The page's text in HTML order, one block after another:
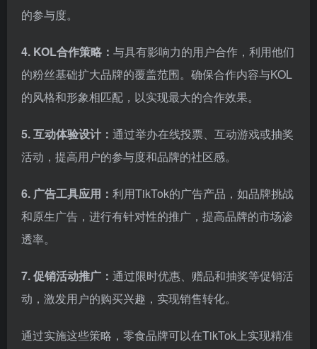
的参与度。
4. KOL合作策略： 与具有影响力的用户合作，利用他们
的粉丝基础扩大品牌的覆盖范围。确保合作内容与KOL
的风格和形象相匹配，以实现最大的合作效果。
5. 互动体验设计： 通过举办在线投票、互动游戏或抽奖
活动，提高用户的参与度和品牌的社区感。
6. 广告工具应用： 利用TikTok的广告产品，如品牌挑战
和原生广告，进行有针对性的推广，提高品牌的市场渗
透率。
7. 促销活动推广： 通过限时优惠、赠品和抽奖等促销活
动，激发用户的购买兴趣，实现销售转化。
通过实施这些策略，零食品牌可以在TikTok上实现精准